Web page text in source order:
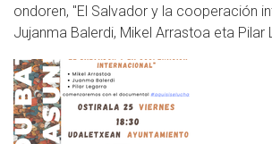
ondoren, "El Salvador y la cooperación
Jujanma Balerdi, Mikel Arrastoa eta Pilar